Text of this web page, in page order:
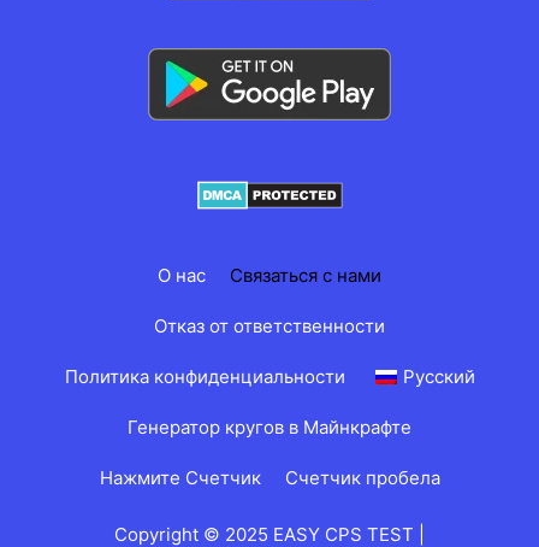
О нас Связаться с нами
Отказ от ответственности
Политика конфиденциальности Русский
Генератор кругов в Майнкрафте
Нажмите Счетчик Счетчик пробела
Copyright © 2025 EASY CPS TEST |